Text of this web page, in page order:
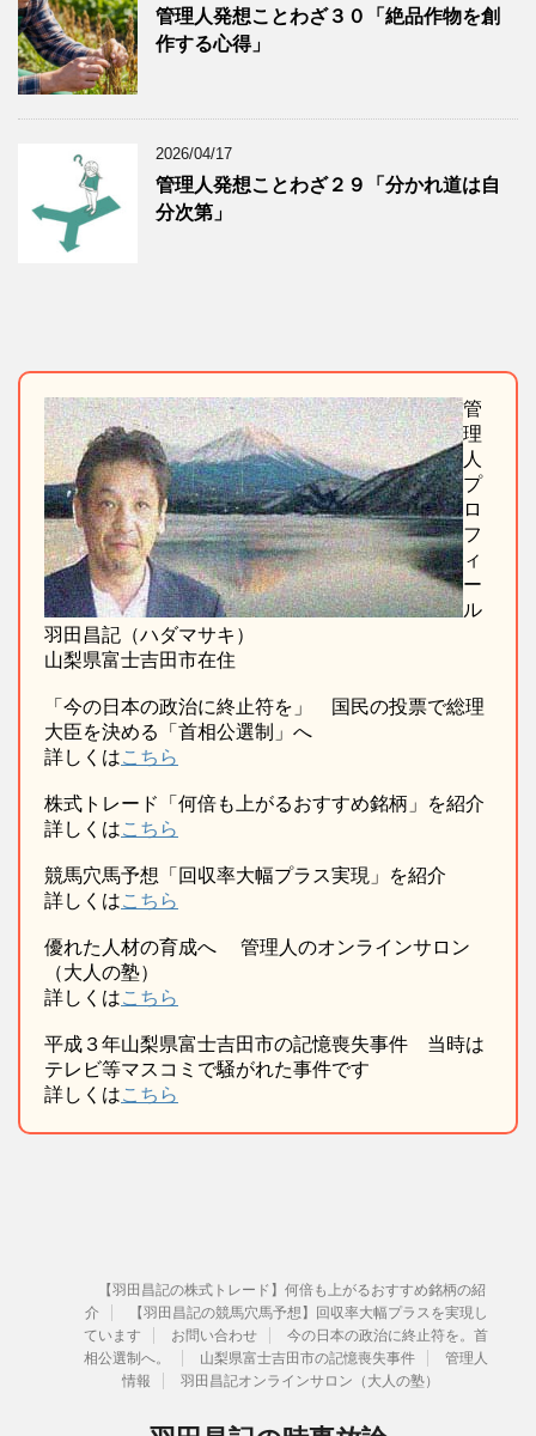
管理人発想ことわざ３０「絶品作物を創
作する心得」
2026/04/17
管理人発想ことわざ２９「分かれ道は自
分次第」
管
理
人
プ
ロ
フ
ィ
ー
ル
羽田昌記（ハダマサキ）
山梨県富士吉田市在住
「今の日本の政治に終止符を」 国民の投票で総理
大臣を決める「首相公選制」へ
詳しくはこちら
株式トレード「何倍も上がるおすすめ銘柄」を紹介
詳しくはこちら
競馬穴馬予想「回収率大幅プラス実現」を紹介
詳しくはこちら
優れた人材の育成へ 管理人のオンラインサロン
（大人の塾）
詳しくはこちら
平成３年山梨県富士吉田市の記憶喪失事件 当時は
テレビ等マスコミで騒がれた事件です
詳しくはこちら
【羽田昌記の株式トレード】何倍も上がるおすすめ銘柄の紹
介
【羽田昌記の競馬穴馬予想】回収率大幅プラスを実現し
ています
お問い合わせ
今の日本の政治に終止符を。首
相公選制へ。
山梨県富士吉田市の記憶喪失事件
管理人
情報
羽田昌記オンラインサロン（大人の塾）